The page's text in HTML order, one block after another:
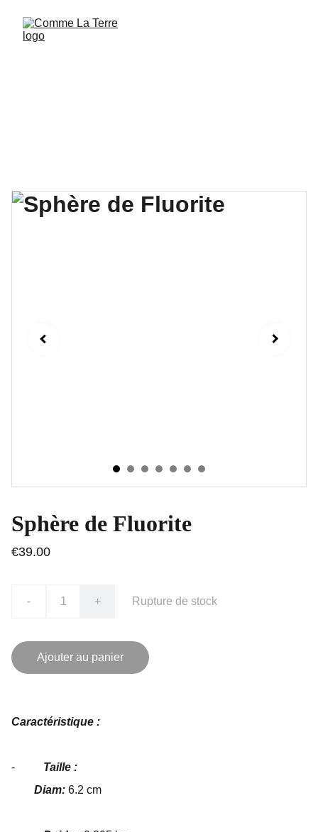
Sphère de Fluorite
€39.00
- + Rupture de stock
Ajouter au panier
Caractéristique :
- Taille :
Diam: 6.2 cm